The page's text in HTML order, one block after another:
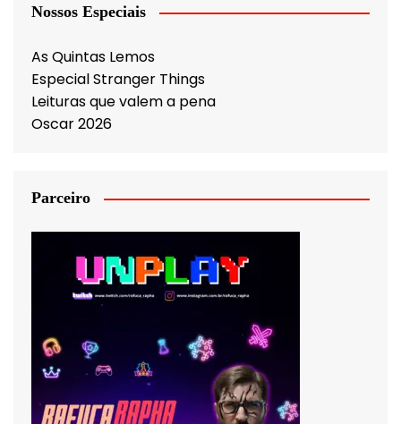
Nossos Especiais
As Quintas Lemos
Especial Stranger Things
Leituras que valem a pena
Oscar 2026
Parceiro